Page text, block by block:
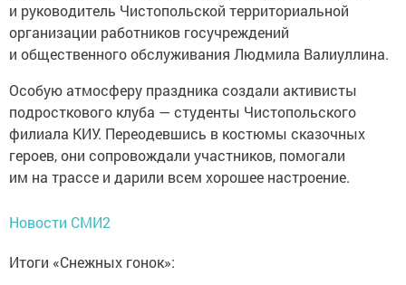
и руководитель Чистопольской территориальной
организации работников госучреждений
и общественного обслуживания Людмила Валиуллина.
Особую атмосферу праздника создали активисты
подросткового клуба — студенты Чистопольского
филиала КИУ. Переодевшись в костюмы сказочных
героев, они сопровождали участников, помогали
им на трассе и дарили всем хорошее настроение.
Новости СМИ2
Итоги «Снежных гонок»: